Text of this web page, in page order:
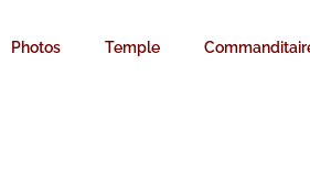
Photos Temple